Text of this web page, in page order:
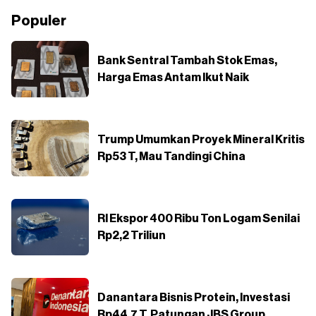
Populer
Bank Sentral Tambah Stok Emas,
Harga Emas Antam Ikut Naik
Trump Umumkan Proyek Mineral Kritis
Rp53 T, Mau Tandingi China
RI Ekspor 400 Ribu Ton Logam Senilai
Rp2,2 Triliun
Danantara Bisnis Protein, Investasi